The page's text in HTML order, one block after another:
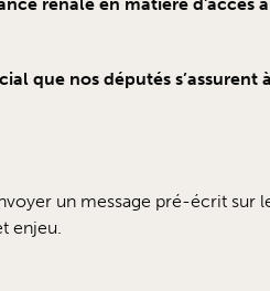
que nos députés s’assurent
un message pré-écrit sur
enjeu.